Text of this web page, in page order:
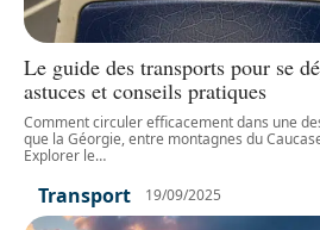
Le guide des transports pour se
astuces et conseils pratiques
Comment circuler efficacement dans une
que la Géorgie, entre montagnes du
Explorer le…
Transport 19/09/2025